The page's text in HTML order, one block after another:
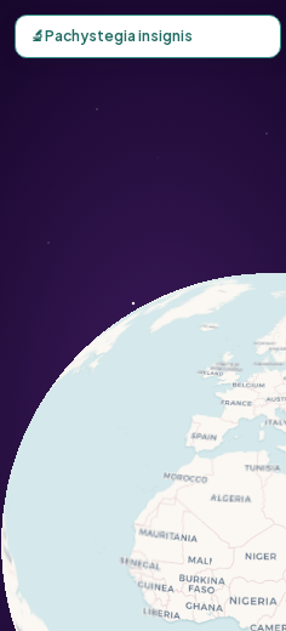
Carte d'observation du
🔬Pachystegia insignis